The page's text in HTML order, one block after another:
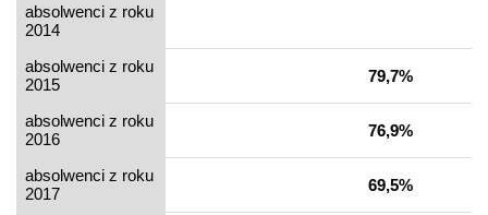
absolwenci z roku
2014
absolwenci z roku
2015
79,7%
absolwenci z roku
2016
76,9%
absolwenci z roku
2017
69,5%